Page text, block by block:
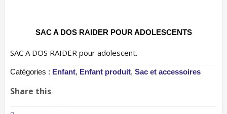
SAC A DOS RAIDER POUR ADOLESCENTS
SAC A DOS RAIDER pour adolescent.
Catégories : Enfant, Enfant produit, Sac et accessoires
Share this